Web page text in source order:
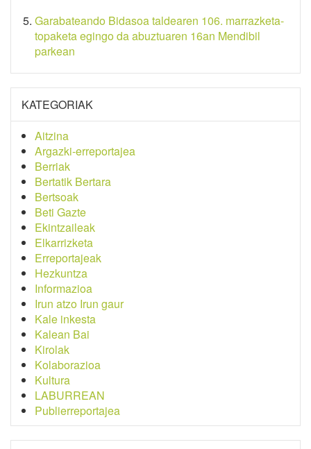
Garabateando Bidasoa taldearen 106. marrazketa-
topaketa egingo da abuztuaren 16an Mendibil
parkean
KATEGORIAK
Aitzina
Argazki-erreportajea
Berriak
Bertatik Bertara
Bertsoak
Beti Gazte
Ekintzaileak
Elkarrizketa
Erreportajeak
Hezkuntza
Informazioa
Irun atzo Irun gaur
Kale inkesta
Kalean Bai
Kirolak
Kolaborazioa
Kultura
LABURREAN
Publierreportajea